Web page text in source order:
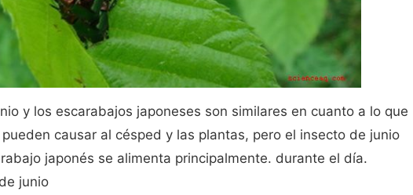
y los escarabajos japoneses son similares en cuanto a lo que
causar al césped y las plantas, pero el insecto de junio
japonés se alimenta principalmente. durante el día.
junio